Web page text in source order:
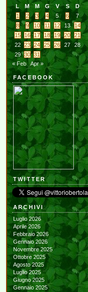
L M M G V S
D
1
2 3 4 5 6
7
8
9 10 11 12 13
14
15
16 17 18 19 20
21
22
23 24 25 26 27
28
29
30
31
« Feb
Apr »
FACEBOOK
TWITTER
ARCHIVI
Luglio 2026
Aprile 2026
Febbraio 2026
Gennaio 2026
Novembre 2025
Ottobre 2025
Agosto 2025
Luglio 2025
Giugno 2025
Gennaio 2025